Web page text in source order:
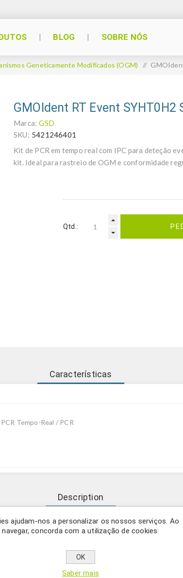
BLOG SOBRE NÓS
Geneticamente Modificados (OGM) /
GMOIdent RT Event SYHT0H2
Marca: GSD
SKU: 5421246401
Kit de PCR em tempo real com IPC para deteção
kit. Ideal para rastreio de OGM e conformidade
Qtd.:
Características
Tempo-Real / PCR
Description
Positivo Interno (IPC) permite a deteção evento-
Syngenta com tolerância a múltiplos herbicidas,
em larga escala em matrizes de alimentos,
da inibição de PCR.
ajudam-nos a personalizar os nossos serviços. Ao
navegar, concorda com a utilização de cookies.
OK
Saber mais